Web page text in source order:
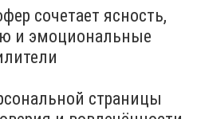
сочетает ясность,
и эмоциональные
страницы